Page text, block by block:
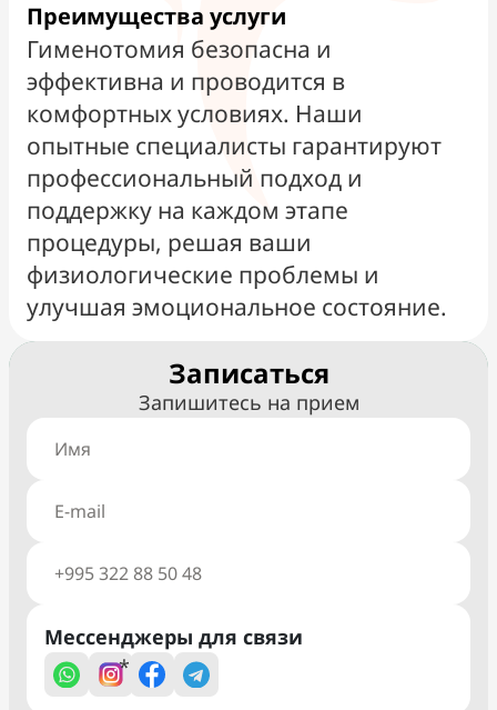
Преимущества услуги
Гименотомия безопасна и
эффективна и проводится в
комфортных условиях. Наши
опытные специалисты гарантируют
профессиональный подход и
поддержку на каждом этапе
процедуры, решая ваши
физиологические проблемы и
улучшая эмоциональное состояние.
Записаться
Запишитесь на прием
Мессенджеры для связи
*